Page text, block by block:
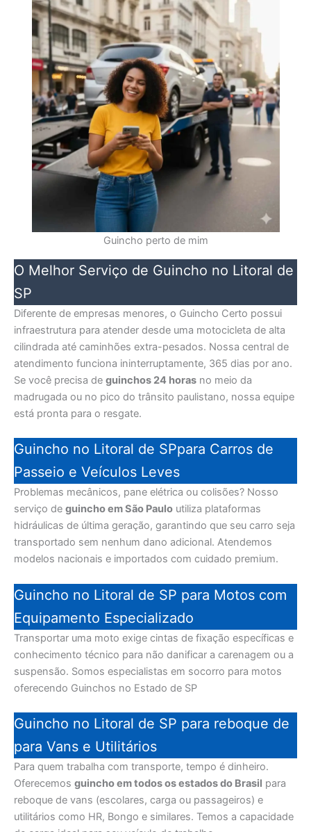
Guincho perto de mim
O Melhor Serviço de Guincho no Litoral de
SP
Diferente de empresas menores, o Guincho Certo possui
infraestrutura para atender desde uma motocicleta de alta
cilindrada até caminhões extra-pesados. Nossa central de
atendimento funciona ininterruptamente, 365 dias por ano.
Se você precisa de guinchos 24 horas no meio da
madrugada ou no pico do trânsito paulistano, nossa equipe
está pronta para o resgate.
Guincho no Litoral de SPpara Carros de
Passeio e Veículos Leves
Problemas mecânicos, pane elétrica ou colisões? Nosso
serviço de guincho em São Paulo utiliza plataformas
hidráulicas de última geração, garantindo que seu carro seja
transportado sem nenhum dano adicional. Atendemos
modelos nacionais e importados com cuidado premium.
Guincho no Litoral de SP para Motos com
Equipamento Especializado
Transportar uma moto exige cintas de fixação específicas e
conhecimento técnico para não danificar a carenagem ou a
suspensão. Somos especialistas em socorro para motos
oferecendo Guinchos no Estado de SP
Guincho no Litoral de SP para reboque de
para Vans e Utilitários
Para quem trabalha com transporte, tempo é dinheiro.
Oferecemos guincho em todos os estados do Brasil para
reboque de vans (escolares, carga ou passageiros) e
utilitários como HR, Bongo e similares. Temos a capacidade